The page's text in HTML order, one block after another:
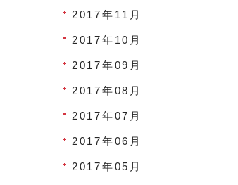
2017年11月
2017年10月
2017年09月
2017年08月
2017年07月
2017年06月
2017年05月